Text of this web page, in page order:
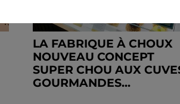
LA FABRIQUE À CHOUX
NOUVEAU CONCEPT
SUPER CHOU AUX
GOURMANDES...